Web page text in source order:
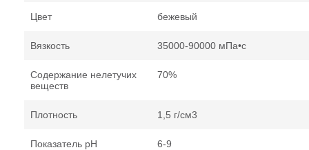
Цвет бежевый
Вязкость 35000-90000 мПа•с
Содержание нелетучих
веществ
70%
Плотность 1,5 г/см3
Показатель pH 6-9